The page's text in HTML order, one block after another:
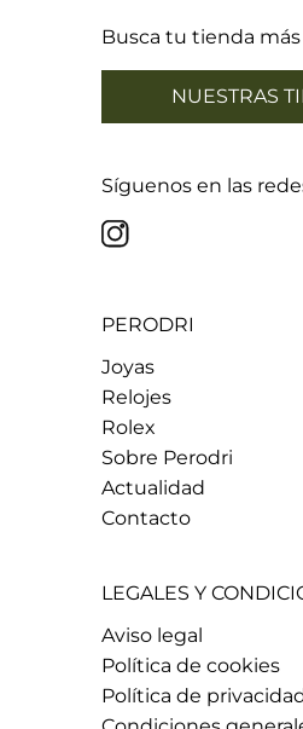
Busca tu tienda
NUESTRAS
Síguenos en las
PERODRI
Joyas
Relojes
Rolex
Sobre Perodri
Actualidad
Contacto
LEGALES Y
Aviso legal
Política de cookies
Política de